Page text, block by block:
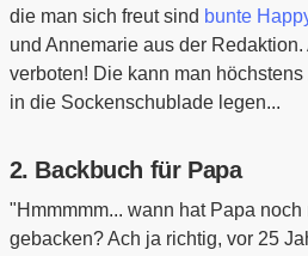
die man sich freut sind bunte
und Annemarie aus der
verboten! Die kann man
in die Sockenschublade legen...
2. Backbuch für Papa
"Hmmmmm... wann hat Papa noch
gebacken? Ach ja richtig, vor 25